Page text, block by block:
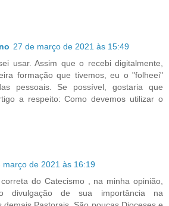
27 de março de 2021 às 15:49
usar. Assim que o recebi digitalmente,
formação que tivemos, eu o "folheei"
pessoais. Se possível, gostaria que
a respeito: Como devemos utilizar o
março de 2021 às 16:19
do Catecismo , na minha opinião,
divulgação de sua importância na